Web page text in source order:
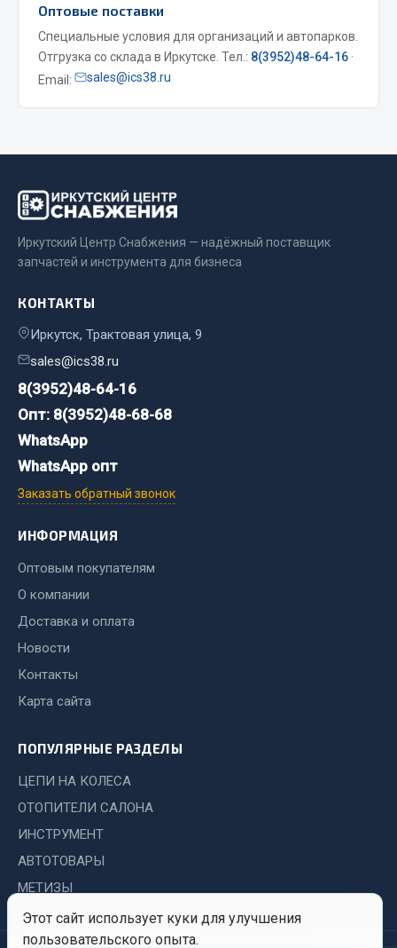
Паронит
Патрубки
Показать ещё
Весь раздел
Автомобильная электрика
Автолампы
Выключатели и переключатели клавишные
Выключатели кнопочные
Выключатель массы
Изолента
Запчасти на полуприцепы
Амортизаторы для полуприцепов
Весь раздел
Двигатель
Система питания
Система выпуска газа
Система охлаждения
Коробка передач ZF
Оптовые поставки
Специальные условия для организаций и автопарков.
Отгрузка со склада в Иркутске. Тел.: 8(3952)48-64-16 ·
Email:
sales@ics38.ru
Этот сайт использует куки для улучшения
пользовательского опыта.
Иркутский Центр Снабжения — надёжный поставщик
запчастей и инструмента для бизнеса
КОНТАКТЫ
Иркутск, Трактовая улица, 9
sales@ics38.ru
8(3952)48-64-16
Опт: 8(3952)48-68-68
WhatsApp
WhatsApp опт
Заказать обратный звонок
ИНФОРМАЦИЯ
Оптовым покупателям
О компании
Доставка и оплата
Новости
Контакты
Карта сайта
ПОПУЛЯРНЫЕ РАЗДЕЛЫ
ЦЕПИ НА КОЛЕСА
ОТОПИТЕЛИ САЛОНА
ИНСТРУМЕНТ
АВТОТОВАРЫ
МЕТИЗЫ